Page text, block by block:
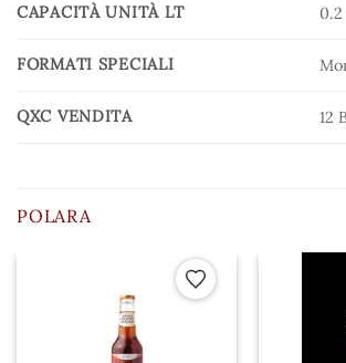
CAPACITÀ UNITÀ LT 0.2
FORMATI SPECIALI
QXC VENDITA 12
POLARA
Aggiungi ai preferiti